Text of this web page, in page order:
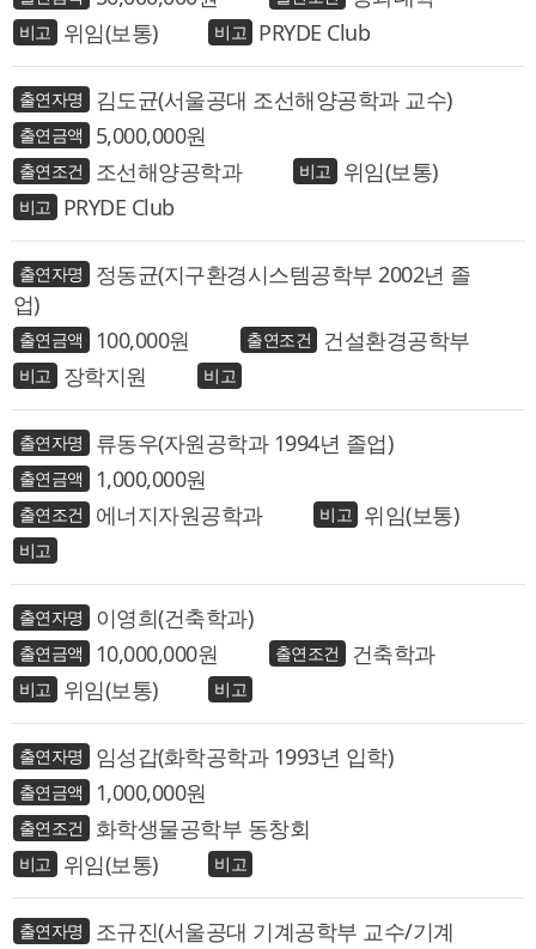
위임(보통)
PRYDE Club
김도균(서울공대 조선해양공학과 교수)
5,000,000
조선해양공학과
위임(보통)
PRYDE Club
정동균(지구환경시스템공학부 2002년 졸
업)
100,000
건설환경공학부
장학지원
류동우(자원공학과 1994년 졸업)
1,000,000
에너지자원공학과
위임(보통)
이영희(건축학과)
10,000,000
건축학과
위임(보통)
임성갑(화학공학과 1993년 입학)
1,000,000
화학생물공학부 동창회
위임(보통)
조규진(서울공대 기계공학부 교수/기계